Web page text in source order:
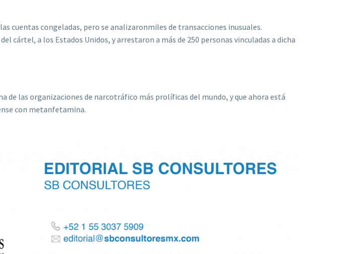
cuentas congeladas, pero se analizaronmiles de transacciones inusuales.
cártel, a los Estados Unidos, y arrestaron a más de 250 personas vinculadas a dicha
de las organizaciones de narcotráfico más prolíficas del mundo, y que ahora está
con metanfetamina.